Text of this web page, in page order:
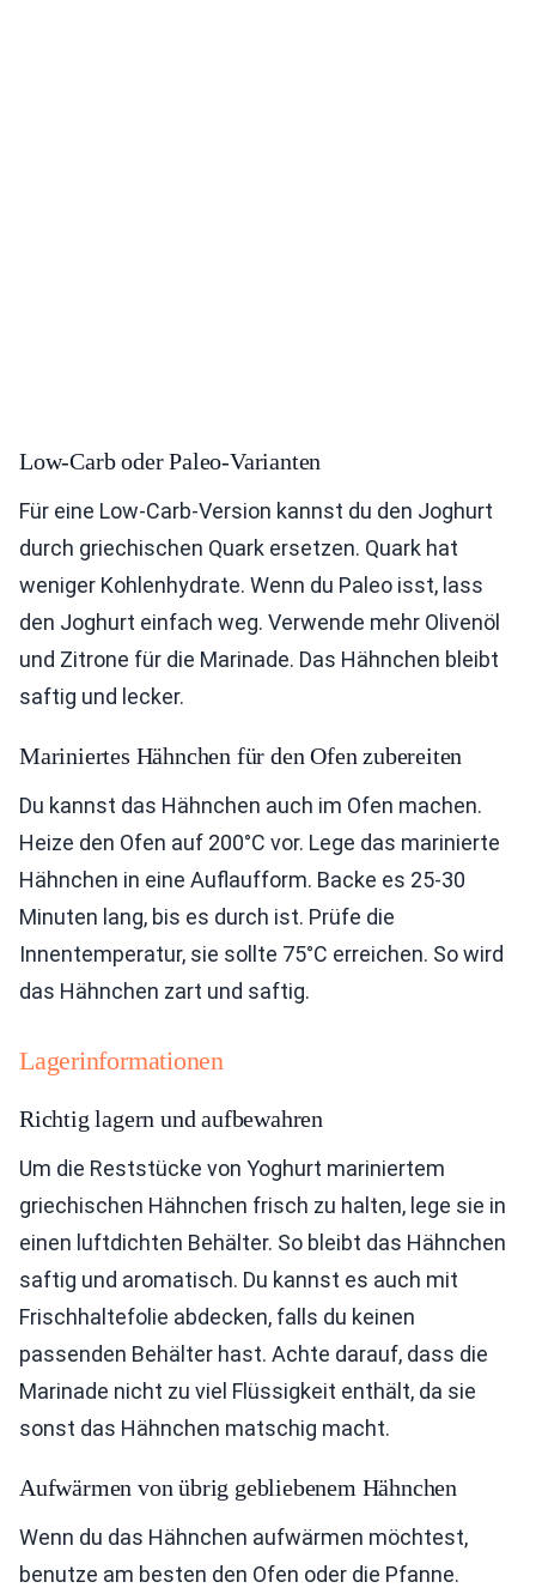
Low-Carb oder Paleo-Varianten
Für eine Low-Carb-Version kannst du den Joghurt
durch griechischen Quark ersetzen. Quark hat
weniger Kohlenhydrate. Wenn du Paleo isst, lass
den Joghurt einfach weg. Verwende mehr Olivenöl
und Zitrone für die Marinade. Das Hähnchen bleibt
saftig und lecker.
Mariniertes Hähnchen für den Ofen zubereiten
Du kannst das Hähnchen auch im Ofen machen.
Heize den Ofen auf 200°C vor. Lege das marinierte
Hähnchen in eine Auflaufform. Backe es 25-30
Minuten lang, bis es durch ist. Prüfe die
Innentemperatur, sie sollte 75°C erreichen. So wird
das Hähnchen zart und saftig.
Lagerinformationen
Richtig lagern und aufbewahren
Um die Reststücke von Yoghurt mariniertem
griechischen Hähnchen frisch zu halten, lege sie in
einen luftdichten Behälter. So bleibt das Hähnchen
saftig und aromatisch. Du kannst es auch mit
Frischhaltefolie abdecken, falls du keinen
passenden Behälter hast. Achte darauf, dass die
Marinade nicht zu viel Flüssigkeit enthält, da sie
sonst das Hähnchen matschig macht.
Aufwärmen von übrig gebliebenem Hähnchen
Wenn du das Hähnchen aufwärmen möchtest,
benutze am besten den Ofen oder die Pfanne.